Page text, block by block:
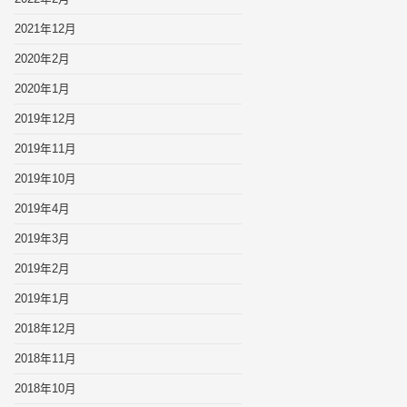
2021年12月
2020年2月
2020年1月
2019年12月
2019年11月
2019年10月
2019年4月
2019年3月
2019年2月
2019年1月
2018年12月
2018年11月
2018年10月